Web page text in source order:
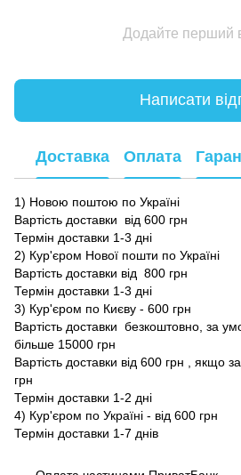
Додайте перший
Написати
Доставка Оплата
1) Новою поштою по Україні
Вартість доставки від 600 грн
Термін доставки 1-3 дні
2) Кур'єром Нової пошти по Україні
Вартість доставки від 800 грн
Термін доставки 1-3 дні
3) Кур'єром по Києву - 600 грн
Вартість доставки безкоштовно, за
більше 15000 грн
Вартість доставки від 600 грн ,
грн
Термін доставки 1-2 дні
4) Кур'єром по Україні - від 600 грн
Термін доставки 1-7 днів